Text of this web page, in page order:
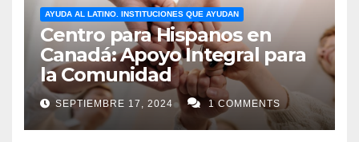
AYUDA AL LATINO. INSTITUCIONES QUE AYUDAN
Centro para Hispanos en
Canadá: Apoyo Integral para
la Comunidad
SEPTIEMBRE 17, 2024 1 COMMENTS